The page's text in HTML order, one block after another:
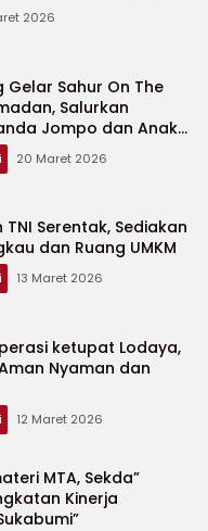
2026
Gelar Sahur On The
Salurkan
Jompo dan Anak
20 Maret 2026
Serentak, Sediakan
dan Ruang UMKM
13 Maret 2026
ketupat Lodaya,
Nyaman dan
12 Maret 2026
MTA, Sekda”
Kinerja